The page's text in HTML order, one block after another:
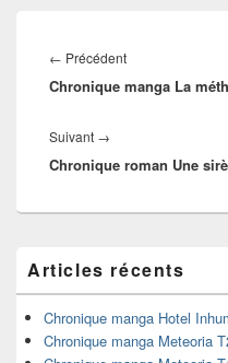
de
l’article
← PrécédentArticle
précédent :
Chronique manga La
Suivant →
suivant :
Chronique roman Une
principale
de
widget
pour
Articles récents
Chronique manga Hotel
Chronique manga Meteoria